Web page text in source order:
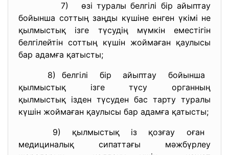
7) өзі туралы белгілі бір айыптау
бойынша соттың заңды күшіне енген үкімі не
қылмыстық ізге түсудің мүмкін еместігін
белгілейтін соттың күшін жоймаған қаулысы
бар адамға қатысты;
8) белгілі бір айыптау бойынша
қылмыстық ізге түсу органның
қылмыстық ізден түсуден бас тарту туралы
күшін жоймаған қаулысы бар адамға қатысты;
9) қылмыстық із қозғау оған
медициналық сипаттағы мәжбүрлеу